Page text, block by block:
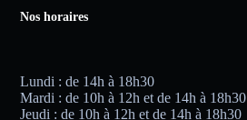
Nos horaires
Lundi : de 14h à 18h30
Mardi : de 10h à 12h et de 14h à 18h30
Jeudi : de 10h à 12h et de 14h à 18h30